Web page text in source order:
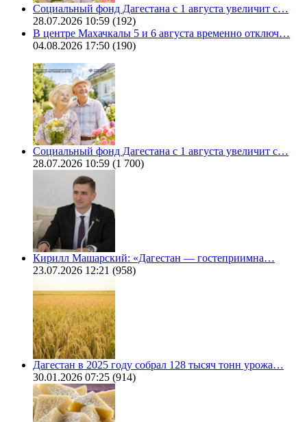
Социальный фонд Дагестана с 1 августа увеличит с…
28.07.2026 10:59 (192)
В центре Махачкалы 5 и 6 августа временно отключ…
04.08.2026 17:50 (190)
Социальный фонд Дагестана с 1 августа увеличит с…
28.07.2026 10:59 (1 700)
Кирилл Машарский: «Дагестан — гостеприимна…
23.07.2026 12:21 (958)
Дагестан в 2025 году собрал 128 тысяч тонн урожа…
30.01.2026 07:25 (914)